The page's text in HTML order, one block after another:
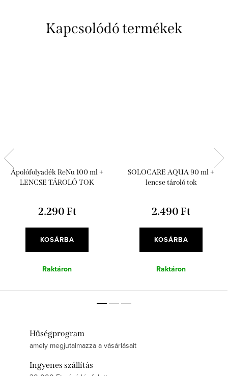
Kapcsolódó termékek
Ápolófolyadék ReNu 100 ml +
LENCSE TÁROLÓ TOK
2.290 Ft
KOSÁRBA
Raktáron
SOLOCARE AQUA 90 ml +
lencse tároló tok
2.490 Ft
KOSÁRBA
Raktáron
Hűségprogram
amely megjutalmazza a vásárlásait
Ingyenes szállítás